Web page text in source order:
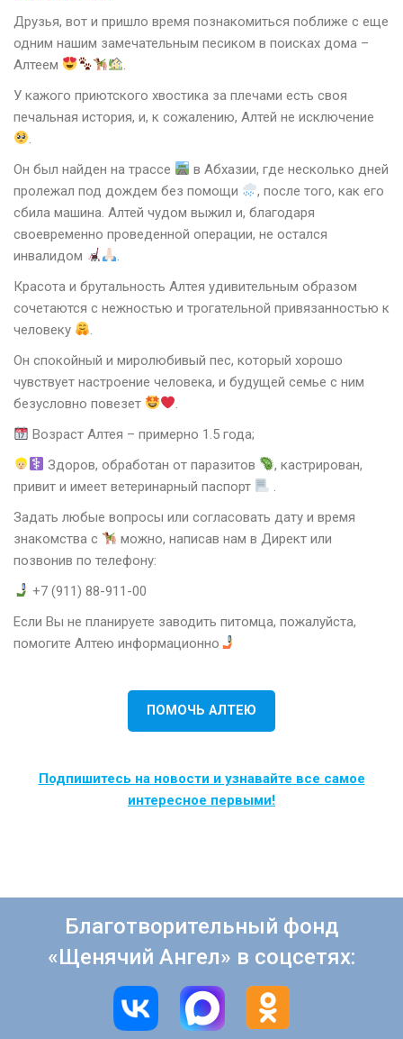
Друзья, вот и пришло время познакомиться поближе с еще
одним нашим замечательным песиком в поисках дома –
Алтеем
У кажого приютского хвостика за плечами есть своя
печальная история, и, к сожалению, Алтей не исключение
Он был найден на трассе
в Абхазии, где несколько дней
пролежал под дождем без помощи
, после того, как его
сбила машина. Алтей чудом выжил и, благодаря
своевременно проведенной операции, не остался
инвалидом
Красота и брутальность Алтея удивительным образом
сочетаются с нежностью и трогательной привязанностью к
человеку
Он спокойный и миролюбивый пес, который хорошо
чувствует настроение человека, и будущей семье с ним
безусловно повезет
Возраст Алтея – примерно 1.5 года;
Здоров, обработан от паразитов
, кастрирован,
привит и имеет ветеринарный паспорт
Задать любые вопросы или согласовать дату и время
знакомства с
можно, написав нам в Директ или
позвонив по телефону:
+7 (911) 88-911-00
Если Вы не планируете заводить питомца, пожалуйста,
помогите Алтею информационно
ПОМОЧЬ АЛТЕЮ
Подпишитесь на новости и узнавайте все самое
интересное первыми!
Благотворительный фонд
«Щенячий Ангел» в соцсетях: